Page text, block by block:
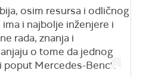
osim resursa i odličnog
i najbolje inženjere i
rada, znanja i
o tome da jednog
poput Mercedes-Benc".